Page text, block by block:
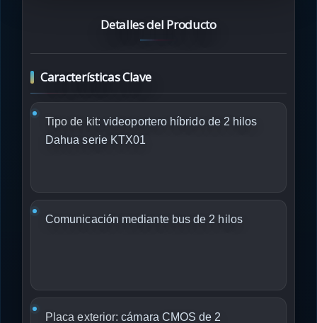
Detalles del Producto
Características Clave
Tipo de kit: videoportero híbrido de 2 hilos
Dahua serie KTX01
Comunicación mediante bus de 2 hilos
Placa exterior: cámara CMOS de 2